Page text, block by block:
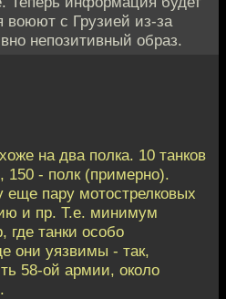
воюют с Грузией из-за
непозитивный образ.
на два полка. 10 танков
150 - полк (примерно).
еще пару мотострелковых
и пр. Т.е. минимум
где танки особо
они уязвимы - так,
58-ой армии, около